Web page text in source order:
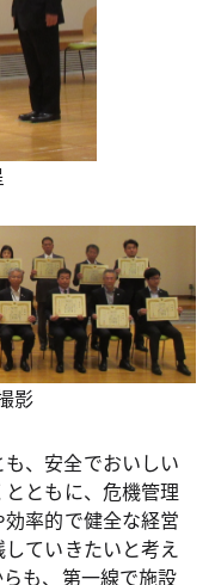
影
、安全でおいしい
ともに、危機管理
率的で健全な経営
ていきたいと考え
も、第一線で施設